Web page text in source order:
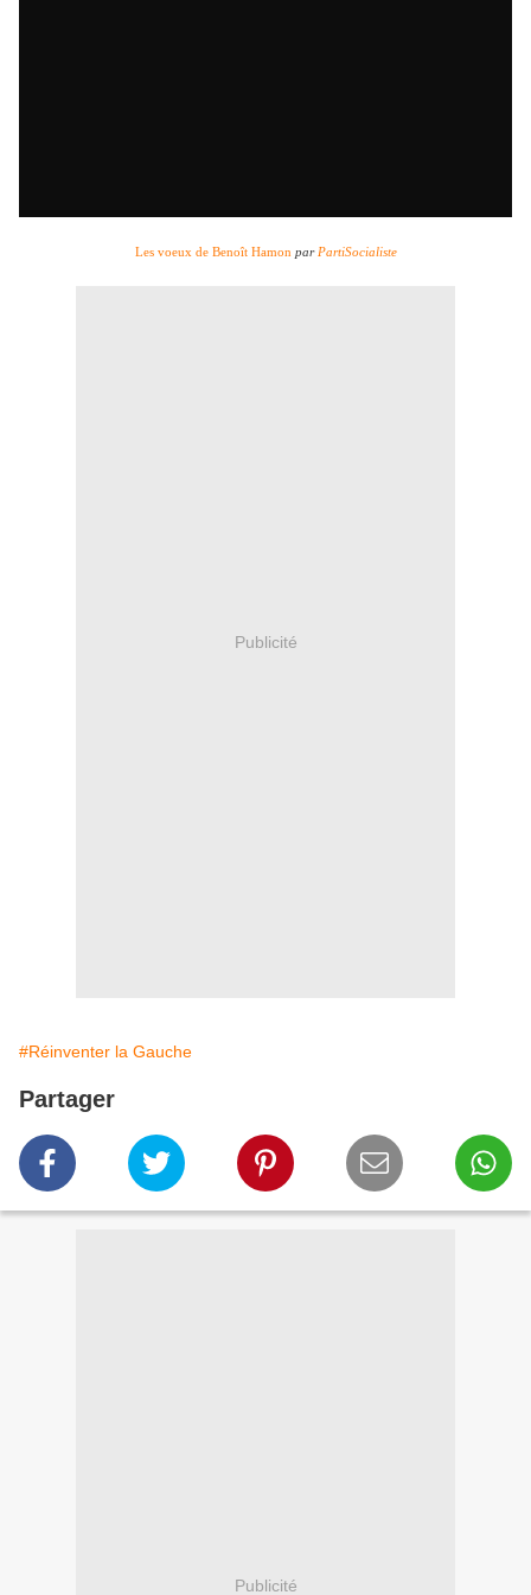
Les voeux de Benoît Hamon par PartiSocialiste
Publicité
#Réinventer la Gauche
Partager
Publicité